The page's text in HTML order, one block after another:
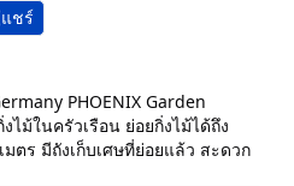
แชร์
PHOENIX Garden
ม้ในครัวเรือน ย่อยกิ่งไม้ได้ถึง
ตร มีถังเก็บเศษที่ย่อยแล้ว สะดวก